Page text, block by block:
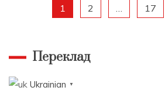
Пагінація
записів
1 2 17
Переклад
Ukrainian ▼